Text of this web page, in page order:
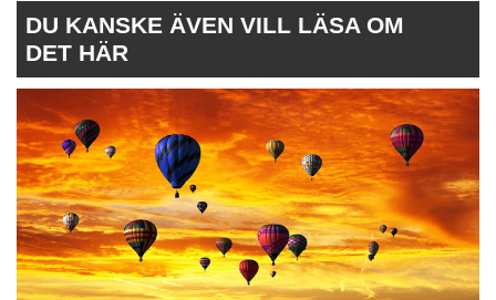
DU KANSKE ÄVEN VILL LÄSA OM
DET HÄR